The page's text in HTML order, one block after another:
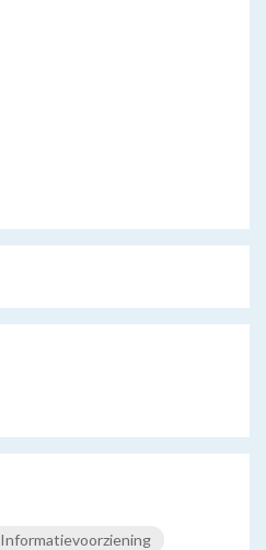
Informatievoorziening